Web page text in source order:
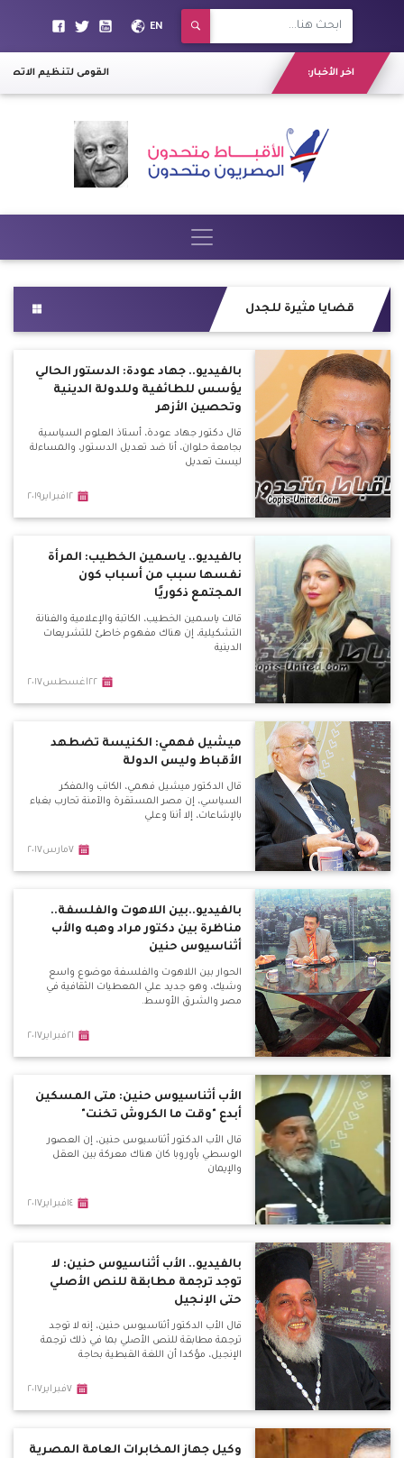
EN
اخر الأخبار: "القومى لتنظيم الاتصالات"
قضايا مثيرة للجدل
بالفيديو.. جهاد عودة: الدستور الحالي
يؤسس للطائفية وللدولة الدينية
وتحصين الأزهر
قال دكتور جهاد عودة، أستاذ العلوم السياسية
بجامعة حلوان، أنا ضد تعديل الدستور، والمساءلة
ليست تعديل
١٢فبراير٢٠١٩
بالفيديو.. ياسمين الخطيب: المرأة
نفسها سبب من أسباب كون
المجتمع ذكوريًا
قالت ياسمين الخطيب، الكاتبة والإعلامية والفنانة
التشكيلية، إن هناك مفهوم خاطئ للتشريعات
الدينية
٢٢اغسطس٢٠١٧
ميشيل فهمي: الكنيسة تضطهد
الأقباط وليس الدولة
قال الدكتور ميشيل فهمي، الكاتب والمفكر
السياسي، إن مصر المستقرة والآمنة تحارب بغباء
بالإشاعات، إلا أننا وعلي
٧مارس٢٠١٧
بالفيديو..بين اللاهوت والفلسفة..
مناظرة بين دكتور مراد وهبه والأب
أثناسيوس حنين
الحوار بين اللاهوت والفلسفة موضوع واسع
وشيك، وهو جديد علي المعطيات الثقافية في
مصر والشرق الأوسط.
٢١فبراير٢٠١٧
الأب أثناسيوس حنين: متى المسكين
أبدع "وقت ما الكروش تخنت"
قال الأب الدكتور أثناسيوس حنين، إن العصور
الوسطي بأوروبا كان هناك معركة بين العقل
والإيمان
١٤فبراير٢٠١٧
بالفيديو.. الأب أثناسيوس حنين: لا
توجد ترجمة مطابقة للنص الأصلي
حتى الإنجيل
قال الأب الدكتور أثناسيوس حنين، إنه لا توجد
ترجمة مطابقة للنص الأصلي بما في ذلك ترجمة
الإنجيل، مؤكدا أن اللغة القبطية بحاجة
٧فبراير٢٠١٧
وكيل جهاز المخابرات العامة المصرية